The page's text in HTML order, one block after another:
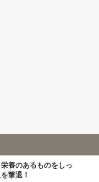
養のあるものをしっ
撃退！